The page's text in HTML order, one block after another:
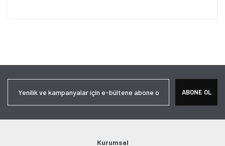
Ürün açıklamasında eksik bilgiler bulunuyor.
Bu ürüne benzer farklı alternatifler olmalı.
ABONE OL
Kurumsal